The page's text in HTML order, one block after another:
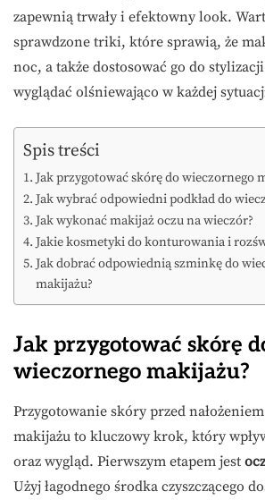
zapewnią trwały i efektowny look.
sprawdzone triki, które sprawią, że
noc, a także dostosować go do
wyglądać olśniewająco w każdej
Spis treści
Jak przygotować skórę do wieczornego
Jak wybrać odpowiedni podkład do
Jak wykonać makijaż oczu na wieczór?
Jakie kosmetyki do konturowania i
Jak dobrać odpowiednią szminkę do
makijażu?
Jak przygotować skórę
wieczornego makijażu?
Przygotowanie skóry przed
makijażu to kluczowy krok, który
oraz wygląd. Pierwszym etapem jest
Użyj łagodnego środka czyszczącego